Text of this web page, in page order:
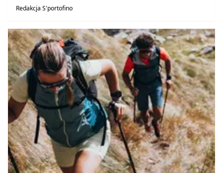
Redakcja S'portofino